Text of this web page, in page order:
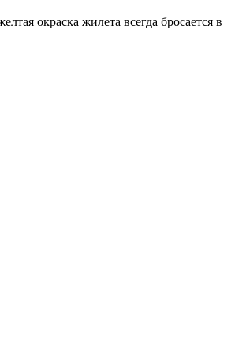
окраска жилета всегда бросается в